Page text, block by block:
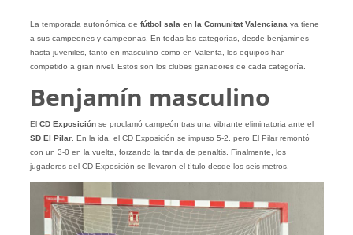
La temporada autonómica de fútbol sala en la Comunitat Valenciana ya tiene
a sus campeones y campeonas. En todas las categorías, desde benjamines
hasta juveniles, tanto en masculino como en Valenta, los equipos han
competido a gran nivel. Estos son los clubes ganadores de cada categoría.
Benjamín masculino
El CD Exposiciónse proclamó campeón tras una vibrante eliminatoria ante el
SD El Pilar. En la ida, el CD Exposición se impuso 5-2, pero El Pilar remontó
con un 3-0 en la vuelta, forzando la tanda de penaltis. Finalmente, los
jugadores del CD Exposición se llevaron el título desde los seis metros.